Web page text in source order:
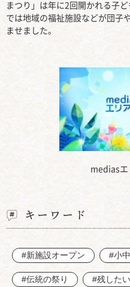
mediasエ
まつり」は年に2回開かれる子
では地域の福祉施設などが団子
ませました。
キーワード
#新施設オープン #小
#伝統の祭り #残した